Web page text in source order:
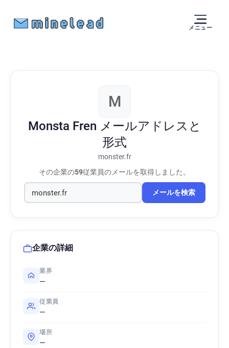
メニュー
M
Monsta Fren メールアドレスと
形式
monster.fr
その企業の59従業員のメールを取得しました。
メールを検索
企業の詳細
業界
—
従業員
—
場所
—